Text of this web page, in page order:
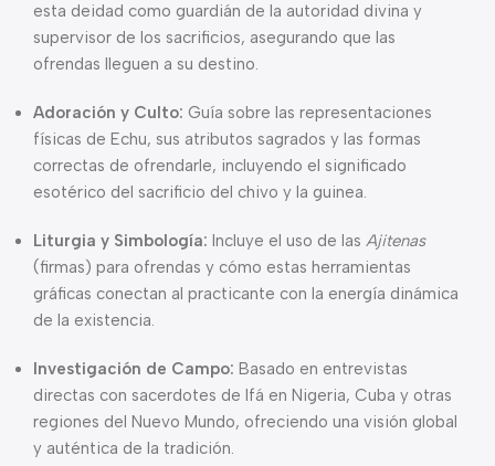
esta deidad como guardián de la autoridad divina y
supervisor de los sacrificios, asegurando que las
ofrendas lleguen a su destino.
Adoración y Culto: Guía sobre las representaciones
físicas de Echu, sus atributos sagrados y las formas
correctas de ofrendarle, incluyendo el significado
esotérico del sacrificio del chivo y la guinea.
Liturgia y Simbología: Incluye el uso de las Ajitenas
(firmas) para ofrendas y cómo estas herramientas
gráficas conectan al practicante con la energía dinámica
de la existencia.
Investigación de Campo: Basado en entrevistas
directas con sacerdotes de Ifá en Nigeria, Cuba y otras
regiones del Nuevo Mundo, ofreciendo una visión global
y auténtica de la tradición.